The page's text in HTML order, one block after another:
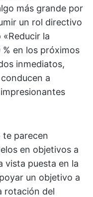
más grande por
un rol directivo
la
en los próximos
inmediatos,
a
te parecen
en objetivos a
vista puesta en la
un objetivo a
rotación del